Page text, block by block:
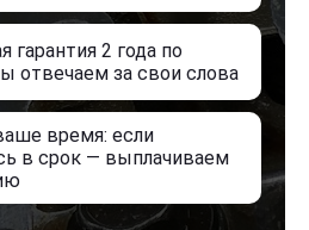
гарантия 2 года по
отвечаем за свои слова
время: если
в срок — выплачиваем